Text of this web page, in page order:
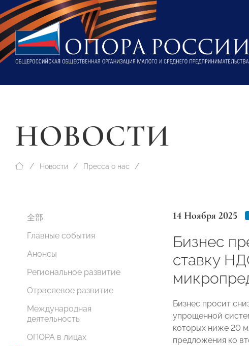
НОВОСТИ
Новости Пресса о нас
全部
Главные события
Анонсы
Региональное развитие
Отраслевое развитие
Международная
деятельность
ОПОРА в лицах
14 Ноября 2025
Бизнес
ставку
Бизнес просит
упрощенной
которых ниже 20
предложения ко